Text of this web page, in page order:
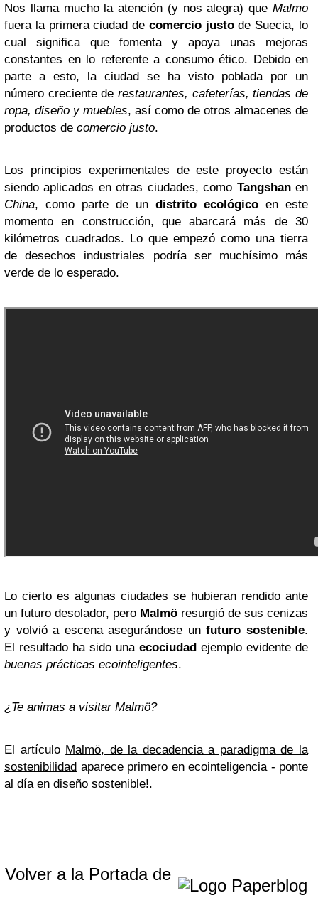
Nos llama mucho la atención (y nos alegra) que Malmo
fuera la primera ciudad de comercio justode Suecia, lo
cual significa que fomenta y apoya unas mejoras
constantes en lo referente a consumo ético. Debido en
parte a esto, la ciudad se ha visto poblada por un
número creciente de restaurantes, cafeterías, tiendas de
ropa, diseño y muebles, así como de otros almacenes de
productos de comercio justo.
Los principios experimentales de este proyecto están
siendo aplicados en otras ciudades, como Tangshanen
China, como parte de un distrito ecológico en este
momento en construcción, que abarcará más de 30
kilómetros cuadrados. Lo que empezó como una tierra
de desechos industriales podría ser muchísimo más
verde de lo esperado.
Lo cierto es algunas ciudades se hubieran rendido ante
un futuro desolador, pero Malmö resurgió de sus cenizas
y volvió a escena asegurándose unfuturo sostenible.
El resultado ha sido una ecociudad ejemplo evidente de
buenas prácticas ecointeligentes.
¿Te animas a visitar Malmö?
El artículo Malmö, de la decadencia a paradigma de la
sostenibilidad aparece primero en ecointeligencia - ponte
al día en diseño sostenible!.
Volver a la Portada de